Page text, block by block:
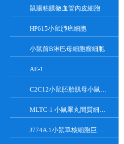
鼠腸粘膜微血管內皮細胞
HP615小鼠肺癌細胞
小鼠前B淋巴母細胞瘤細胞
AE-1
C2C12小鼠胚胎肌母小鼠胚胎肌母細胞
MLTC-1 小鼠睪丸間質細胞瘤細胞系
J774A.1小鼠單核細胞巨噬細胞